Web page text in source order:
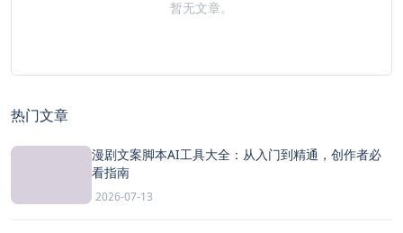
暂无文章。
热门文章
漫剧文案脚本AI工具大全：从入门到精通，创作者必
看指南
2026-07-13